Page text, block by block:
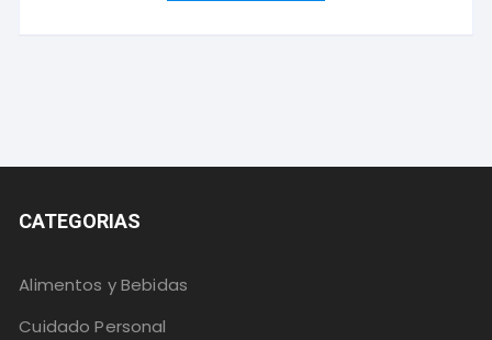
CATEGORIAS
Alimentos y Bebidas
Cuidado Personal